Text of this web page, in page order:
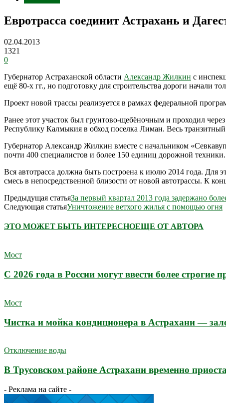
Евротрасса соединит Астрахань и
02.04.2013
1321
0
Губернатор Астраханской области Александр Жилкин с
ещё 80-х гг., но подготовку для строительства дороги начали
Проект новой трассы реализуется в рамках федеральной
Ранее этот участок был грунтово-щебёночным и проходил
Республику Калмыкия в обход поселка Лиман. Весь
Губернатор Александр Жилкин вместе с начальником
почти 400 специалистов и более 150 единиц дорожной
Вся автотрасса должна быть построена к июлю 2014 года. Для
смесь в непосредственной близости от новой автотрассы. К
Предыдущая статьяЗа первый квартал 2013 года задержано
Следующая статьяУничтожение ветхого жилья с помощью огня
ЭТО МОЖЕТ БЫТЬ ИНТЕРЕСНОЕЩЕ ОТ АВТОРА
Мост
С 2026 года в России могут ввести более строгие
Мост
Чистка и мойка кондиционера в Астрахани —
Отключение воды
В Трусовском районе Астрахани временно
- Реклама на сайте -